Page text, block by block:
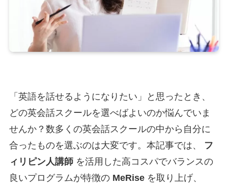
「英語を話せるようになりたい」と思ったとき、
どの英会話スクールを選べばよいのか悩んでいま
せんか？数多くの英会話スクールの中から自分に
合ったものを選ぶのは大変です。本記事では、
フ
ィリピン人講師を活用した高コスパでバランスの
良いプログラムが特徴の MeRiseを取り上げ、